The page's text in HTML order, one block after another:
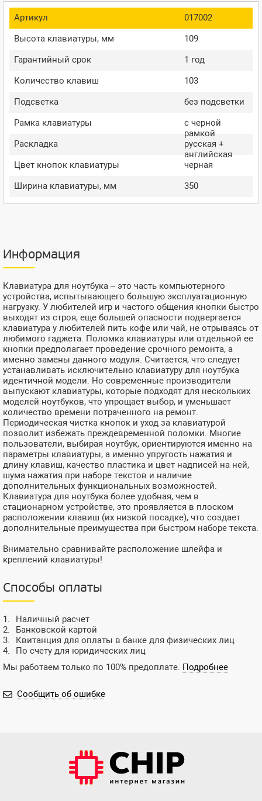
Артикул
017002
Высота клавиатуры, мм
109
Гарантийный срок
1 год
Количество клавиш
103
Подсветка
без подсветки
Рамка клавиатуры
с черной
рамкой
Раскладка
русская +
английская
Цвет кнопок клавиатуры
черная
Ширина клавиатуры, мм
350
Информация
Клавиатура для ноутбука – это часть компьютерного
устройства, испытывающего большую эксплуатационную
нагрузку. У любителей игр и частого общения кнопки быстро
выходят из строя, еще большей опасности подвергается
клавиатура у любителей пить кофе или чай, не отрываясь от
любимого гаджета. Поломка клавиатуры или отдельной ее
кнопки предполагает проведение срочного ремонта, а
именно замены данного модуля. Считается, что следует
устанавливать исключительно клавиатуру для ноутбука
идентичной модели. Но современные производители
выпускают клавиатуры, которые подходят для нескольких
моделей ноутбуков, что упрощает выбор, и уменьшает
количество времени потраченного на ремонт.
Периодическая чистка кнопок и уход за клавиатурой
позволит избежать преждевременной поломки. Многие
пользователи, выбирая ноутбук, ориентируются именно на
параметры клавиатуры, а именно упругость нажатия и
длину клавиш, качество пластика и цвет надписей на ней,
шума нажатия при наборе текстов и наличие
дополнительных функциональных возможностей.
Клавиатура для ноутбука более удобная, чем в
стационарном устройстве, это проявляется в плоском
расположении клавиш (их низкой посадке), что создает
дополнительные преимущества при быстром наборе текста.
Внимательно сравнивайте расположение шлейфа и
креплений клавиатуры!
Способы оплаты
Наличный расчет
Банковской картой
Квитанция для оплаты в банке для физических лиц
По счету для юридических лиц
Мы работаем только по 100% предоплате. Подробнее
Сообщить об ошибке